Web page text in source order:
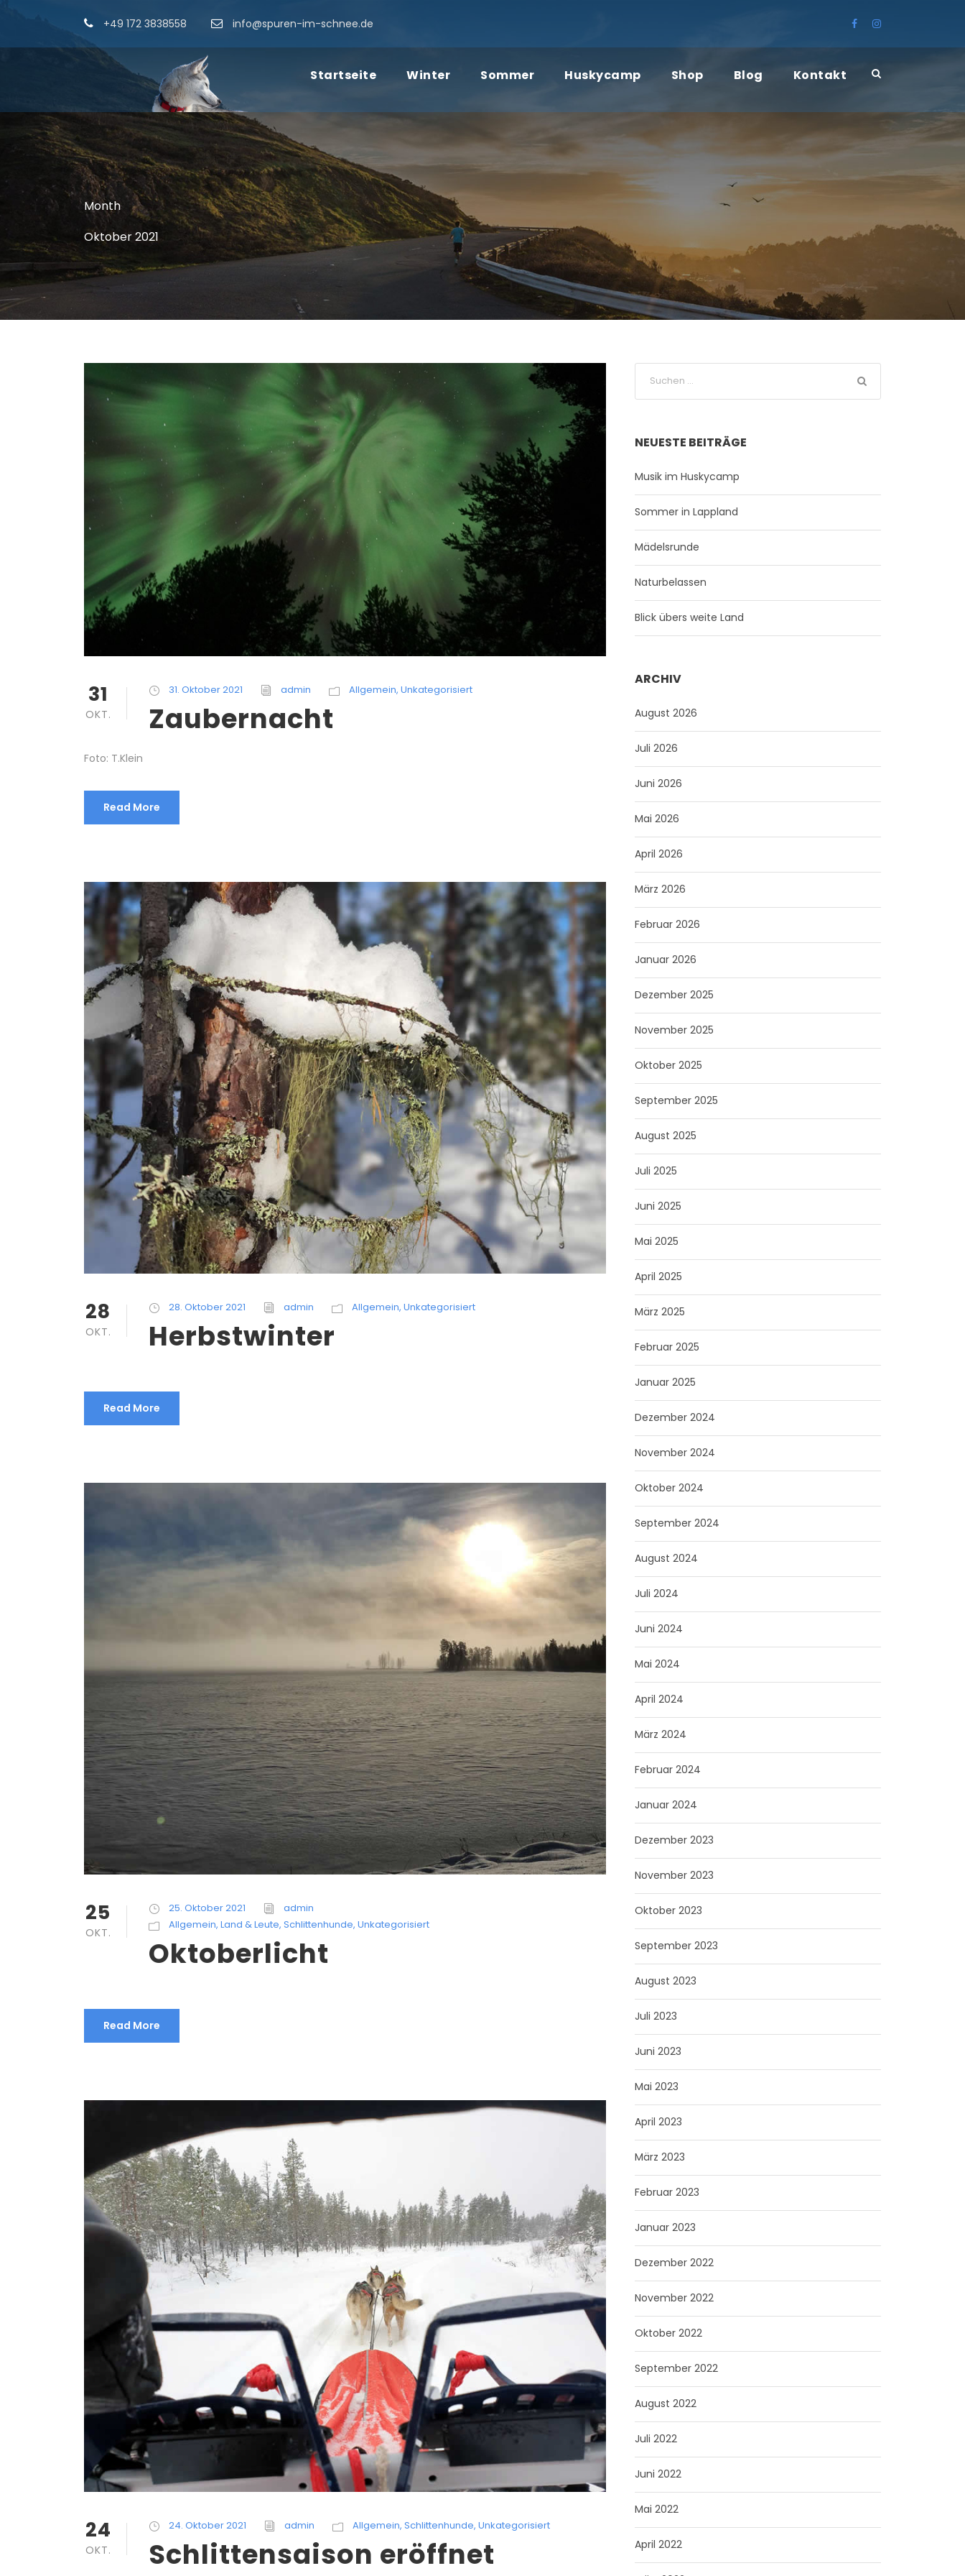
+49 172 3838558 info@spuren-im-schnee.de
Startseite Winter Sommer Huskycamp Shop Blog Kontakt
Month
Oktober 2021
31
OKT.
31. Oktober 2021 admin Allgemein, Unkategorisiert
Zaubernacht
Foto: T.Klein
Read More
28
OKT.
28. Oktober 2021 admin Allgemein, Unkategorisiert
Herbstwinter
Read More
25
OKT.
25. Oktober 2021
admin
Allgemein, Land & Leute, Schlittenhunde, Unkategorisiert
Oktoberlicht
Read More
24
OKT.
24. Oktober 2021 admin Allgemein, Schlittenhunde, Unkategorisiert
Schlittensaison eröffnet
NEUESTE BEITRÄGE
Musik im Huskycamp
Sommer in Lappland
Mädelsrunde
Naturbelassen
Blick übers weite Land
ARCHIV
August 2026
Juli 2026
Juni 2026
Mai 2026
April 2026
März 2026
Februar 2026
Januar 2026
Dezember 2025
November 2025
Oktober 2025
September 2025
August 2025
Juli 2025
Juni 2025
Mai 2025
April 2025
März 2025
Februar 2025
Januar 2025
Dezember 2024
November 2024
Oktober 2024
September 2024
August 2024
Juli 2024
Juni 2024
Mai 2024
April 2024
März 2024
Februar 2024
Januar 2024
Dezember 2023
November 2023
Oktober 2023
September 2023
August 2023
Juli 2023
Juni 2023
Mai 2023
April 2023
März 2023
Februar 2023
Januar 2023
Dezember 2022
November 2022
Oktober 2022
September 2022
August 2022
Juli 2022
Juni 2022
Mai 2022
April 2022